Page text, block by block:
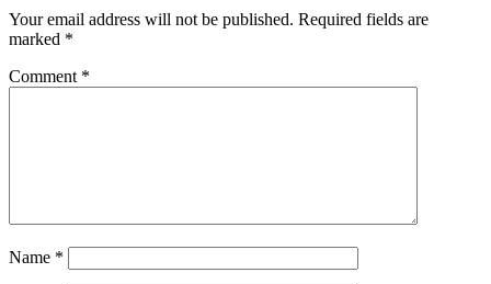
Your email address will not be published. Required fields are
marked *
Comment *
Name *